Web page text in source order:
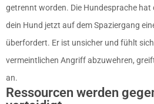
getrennt worden. Die Hundesprache hat
dein Hund jetzt auf dem Spaziergang
überfordert. Er ist unsicher und fühlt
vermeintlichen Angriff abzuwehren,
an.
Ressourcen werden